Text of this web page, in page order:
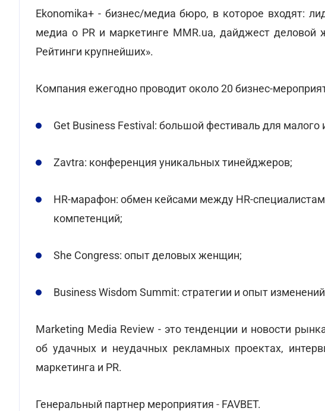
Ekonomika+ - бизнес/медиа бюро, в которое входят:
медиа о PR и маркетинге MMR.ua, дайджест
Рейтинги крупнейших».
Компания ежегодно проводит около 20 бизнес-
Get Business Festival: большой фестиваль для малого
Zavtra: конференция уникальных тинейджеров;
HR-марафон: обмен кейсами между HR-
компетенций;
She Congress: опыт деловых женщин;
Business Wisdom Summit: стратегии и опыт
Marketing Media Review - это тенденции и новости
об удачных и неудачных рекламных проектах,
маркетинга и PR.
Генеральный партнер мероприятия - FAVBET.